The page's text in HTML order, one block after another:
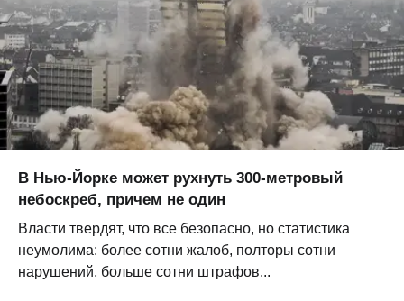
В Нью-Йорке может рухнуть 300-метровый
небоскреб, причем не один
Власти твердят, что все безопасно, но статистика
неумолима: более сотни жалоб, полторы сотни
нарушений, больше сотни штрафов...